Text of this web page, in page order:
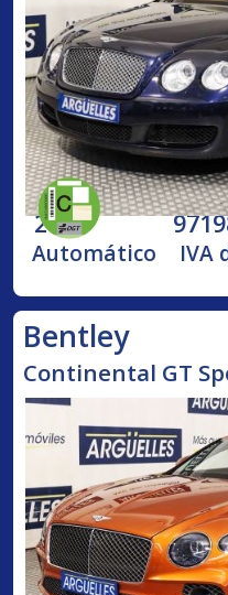
2005
Automático IVA
Bentley
Continental GT